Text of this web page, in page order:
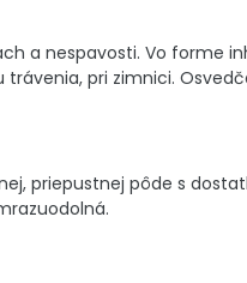
a nespavosti. Vo forme
pri zimnici.
priepustnej pôde s